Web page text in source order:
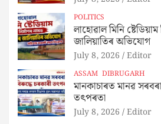
POLITICS
লাহোৱাল মিনি
জালিয়াতিৰ অভিযোগ
July 8, 2026 Editor
ASSAM DIBRUGARH
মানকাচাৰত মানৱ
তৎপৰতা
July 8, 2026 Editor